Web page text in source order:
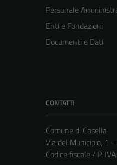
Personale
Enti e Fondazioni
Documenti e Dati
CONTATTI
Comune di Casella
Via del Municipio, 1
Codice fiscale / P.